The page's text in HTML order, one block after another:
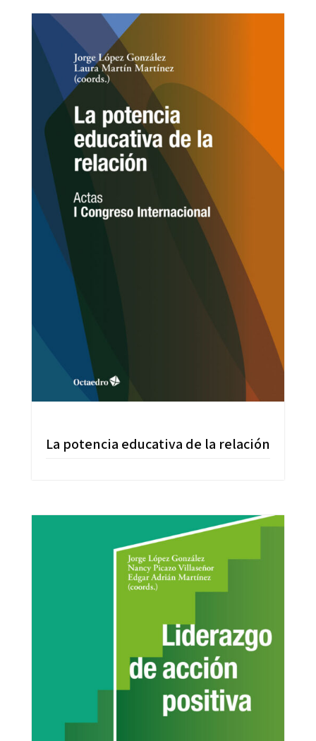
La potencia educativa de la relación